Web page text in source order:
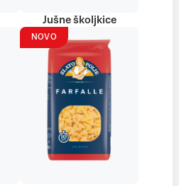
Jušne školjkice
NOVO